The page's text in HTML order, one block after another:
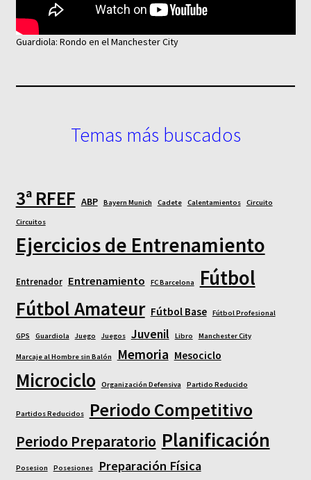
Guardiola: Rondo en el Manchester City
Temas más buscados
3ª RFEF ABP Bayern Munich Cadete Calentamientos Circuito
Circuitos
Ejercicios de Entrenamiento
Entrenador Entrenamiento FC Barcelona Fútbol
Fútbol Amateur Fútbol Base Fútbol Profesional
GPS Guardiola Juego Juegos Juvenil Libro Manchester City
Marcaje al Hombre sin Balón Memoria Mesociclo
Microciclo Organización Defensiva Partido Reducido
Partidos Reducidos Periodo Competitivo
Periodo Preparatorio Planificación
Posesion Posesiones Preparación Física